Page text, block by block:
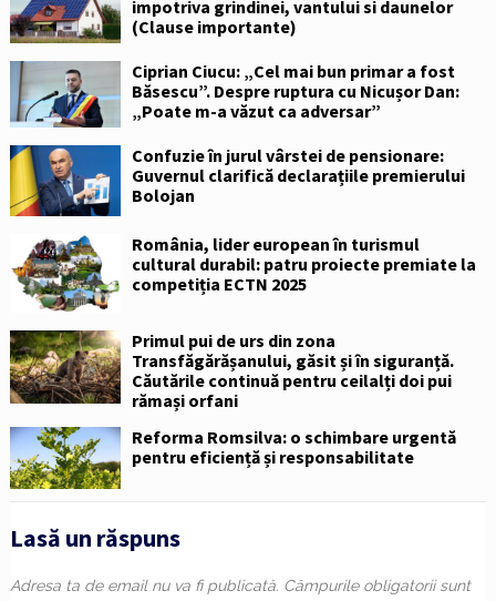
impotriva grindinei, vantului si daunelor
(Clause importante)
Ciprian Ciucu: „Cel mai bun primar a fost
Băsescu”. Despre ruptura cu Nicușor Dan:
„Poate m-a văzut ca adversar”
Confuzie în jurul vârstei de pensionare:
Guvernul clarifică declarațiile premierului
Bolojan
România, lider european în turismul
cultural durabil: patru proiecte premiate la
competiția ECTN 2025
Primul pui de urs din zona
Transfăgărășanului, găsit și în siguranță.
Căutările continuă pentru ceilalți doi pui
rămași orfani
Reforma Romsilva: o schimbare urgentă
pentru eficiență și responsabilitate
Lasă un răspuns
Adresa ta de email nu va fi publicată. Câmpurile obligatorii sunt